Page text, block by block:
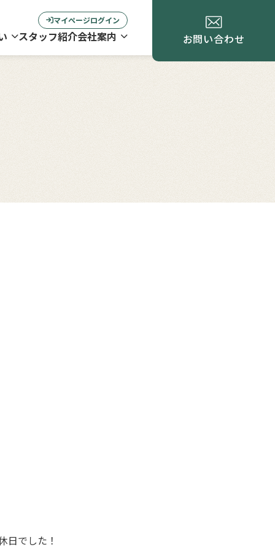
マイページログイン
スタッフ紹介会社案内 お問い合わせ
日でした！